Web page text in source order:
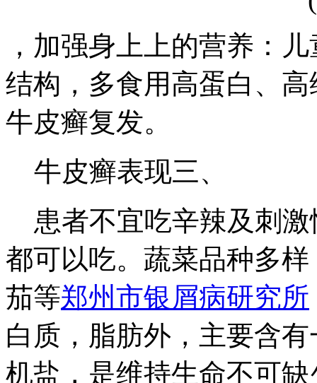
，加强身上上的营养：
结构，多食用高蛋白、
牛皮癣复发。
牛皮癣表现三、
患者不宜吃辛辣及刺激
都可以吃。蔬菜品种多
茄等郑州市银屑病研究所
白质，脂肪外，主要含
机盐，是维持生命不可